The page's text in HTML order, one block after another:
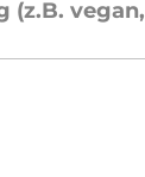
(z.B. vegan,